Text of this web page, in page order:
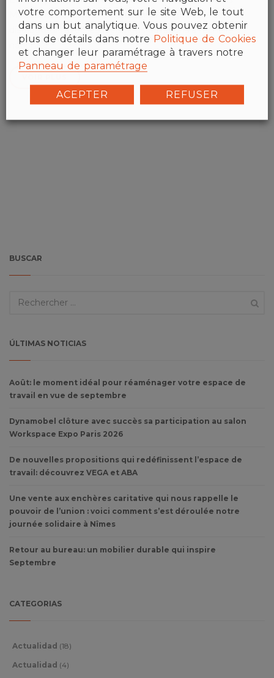
Montiel ne sont qu’une partie de la longue liste de
distributeurs avec lesquels nous travaillons à l’échelle
nationale.
BUSCAR
ÚLTIMAS NOTICIAS
Août: le moment idéal pour réaménager votre espace de
travail en vue de septembre
Dynamobel clôture avec succès sa participation au salon
Workspace Expo Paris 2026
De nouvelles propositions qui redéfinissent l’espace de
travail: découvrez VEGA et ABA
Une vente aux enchères caritative qui nous rappelle le
pouvoir de l’union : voici comment s’est déroulée notre
journée solidaire à Nîmes
Retour au bureau: un mobilier durable qui inspire
Septembre
CATEGORIAS
Actualidad (18)
Actualidad (4)
votre comportement sur le site Web, le tout
dans un but analytique. Vous pouvez obtenir
plus de détails dans notre Politique de Cookies
et changer leur paramétrage à travers notre
Panneau de paramétrage
ACEPTER REFUSER